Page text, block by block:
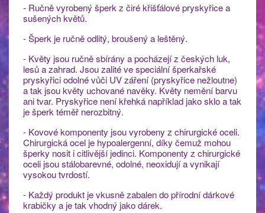
- Ručně vyrobený šperk z čiré křišťálové pryskyřice a
sušených květů.
- Šperk je ručně odlitý, broušený a leštěný.
- Květy jsou ručně sbírány a pocházejí z českých luk,
lesů a zahrad. Jsou zalité ve speciální šperkařské
pryskyřici odolné vůči UV záření (pryskyřice nežloutne)
a tak jsou květy uchované navěky. Květy nemění barvu
ani tvar. Pryskyřice není křehká například jako sklo a tak
je šperk téměř nerozbitný.
- Kovové komponenty jsou vyrobeny z chirurgické oceli.
Chirurgická ocel je hypoalergenní, díky čemuž mohou
šperky nosit i citlivější jedinci. Komponenty z chirurgické
oceli jsou stálobarevné, odolné, neoxidují a vynikají
vysokou tvrdostí.
- Každý produkt je vkusně zabalen do přírodní dárkové
krabičky a je tak vhodný jako dárek.